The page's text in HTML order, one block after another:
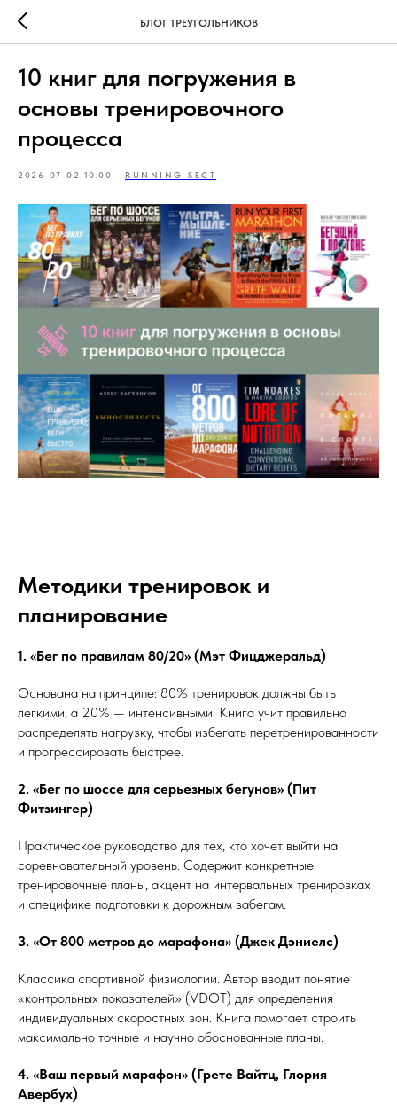
БЛОГ ТРЕУГОЛЬНИКОВ
10 книг для погружения в
основы тренировочного
процесса
2026-07-02 10:00 RUNNING SECT
Методики тренировок и
планирование
1. «Бег по правилам 80/20» (Мэт Фицджеральд)
Основана на принципе: 80% тренировок должны быть
легкими, а 20% — интенсивными. Книга учит правильно
распределять нагрузку, чтобы избегать перетренированности
и прогрессировать быстрее.
2. «Бег по шоссе для серьезных бегунов» (Пит
Фитзингер)
Практическое руководство для тех, кто хочет выйти на
соревновательный уровень. Содержит конкретные
тренировочные планы, акцент на интервальных тренировках
и специфике подготовки к дорожным забегам.
3. «От 800 метров до марафона» (Джек Дэниелс)
Классика спортивной физиологии. Автор вводит понятие
«контрольных показателей» (VDOT) для определения
индивидуальных скоростных зон. Книга помогает строить
максимально точные и научно обоснованные планы.
4. «Ваш первый марафон» (Грете Вайтц, Глория
Авербух)